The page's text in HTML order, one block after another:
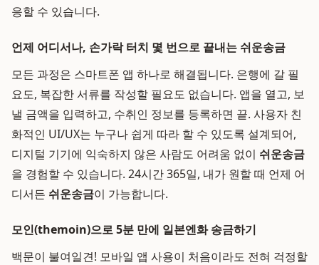
응할 수 있습니다.
언제 어디서나, 손가락 터치 몇 번으로 끝내는 쉬운송금
모든 과정은 스마트폰 앱 하나로 해결됩니다. 은행에 갈 필
요도, 복잡한 서류를 작성할 필요도 없습니다. 앱을 열고, 보
낼 금액을 입력하고, 수취인 정보를 등록하면 끝. 사용자 친
화적인 UI/UX는 누구나 쉽게 따라 할 수 있도록 설계되어,
디지털 기기에 익숙하지 않은 사람도 어려움 없이 쉬운송금
을 경험할 수 있습니다. 24시간 365일, 내가 원할 때 언제 어
디서든 쉬운송금이 가능합니다.
모인(themoin)으로 5분 만에 일본엔화 송금하기
백문이 불여일견! 모바일 앱 사용이 처음이라도 전혀 걱정할